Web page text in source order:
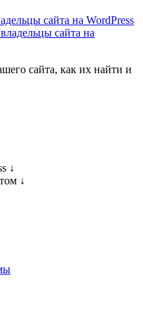
сайта на WordPress
сайта, как их найти и
↓
↓